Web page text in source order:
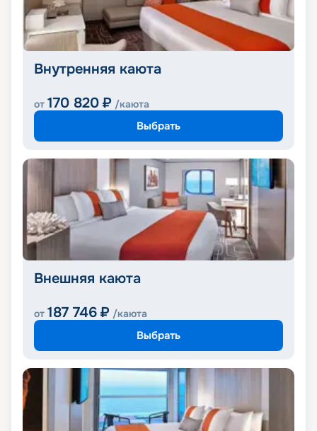
Внутренняя каюта
от 170 820 ₽ /каюта
Выбрать
Внешняя каюта
от 187 746 ₽ /каюта
Выбрать